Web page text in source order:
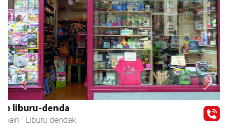
Bastero Kulturgunea
Andoain - Kulturguneak
Previous Next